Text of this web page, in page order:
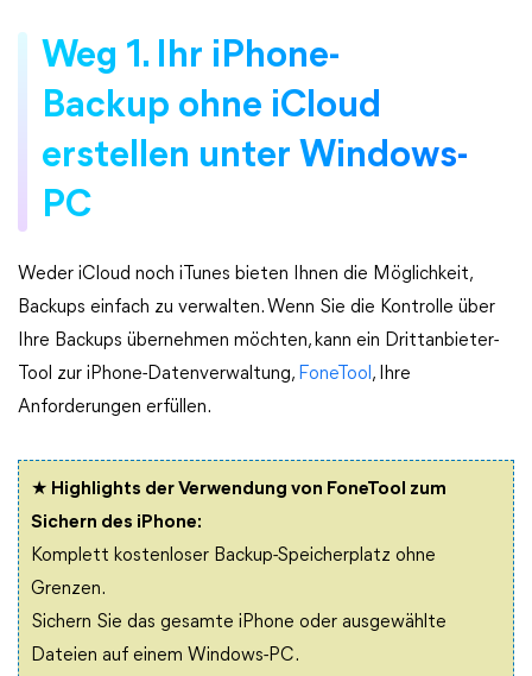
Weg 1. Ihr iPhone-
Backup ohne iCloud
erstellen unter Windows-
PC
Weder iCloud noch iTunes bieten Ihnen die Möglichkeit,
Backups einfach zu verwalten. Wenn Sie die Kontrolle über
Ihre Backups übernehmen möchten, kann ein Drittanbieter-
Tool zur iPhone-Datenverwaltung, FoneTool , Ihre
Anforderungen erfüllen.
★ Highlights der Verwendung von FoneTool zum
Sichern des iPhone:
Komplett kostenloser Backup-Speicherplatz ohne
Grenzen.
Sichern Sie das gesamte iPhone oder ausgewählte
Dateien auf einem Windows-PC.